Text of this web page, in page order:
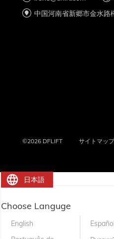
中国河南省新郷市金水路
©2026 DFLIFT サイトマップ
日本語
Choose Languge
English
Español